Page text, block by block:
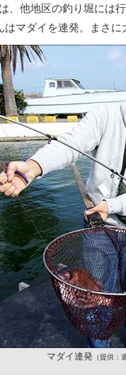
、他地区の釣り堀には
マダイを連発。まさに
マダイ連発 （提供：